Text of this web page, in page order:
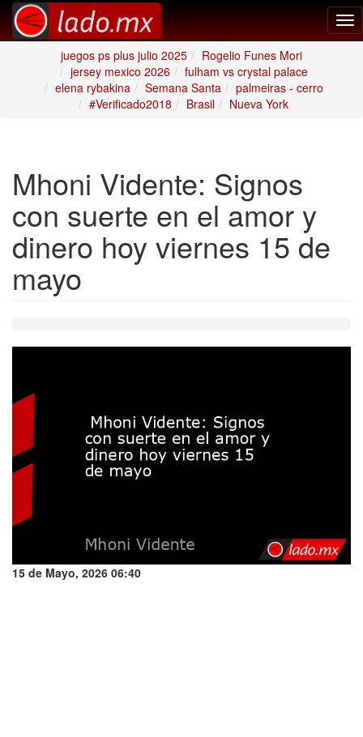
juegos ps plus julio 2025
Rogelio Funes Mori
jersey mexico 2026
fulham vs crystal palace
elena rybakina
Semana Santa
palmeiras - cerro
#Verificado2018
Brasil Nueva York
Mhoni Vidente: Signos
con suerte en el amor y
dinero hoy viernes 15 de
mayo
15 de Mayo, 2026 06:40